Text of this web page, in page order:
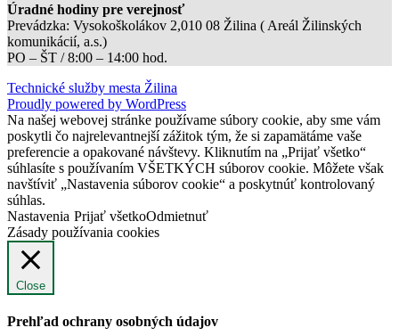
Úradné hodiny pre verejnosť
Prevádzka: Vysokoškolákov 2,010 08 Žilina ( Areál Žilinských
komunikácií, a.s.)
PO – ŠT / 8:00 – 14:00 hod.
Technické služby mesta Žilina
Proudly powered by WordPress
Na našej webovej stránke používame súbory cookie, aby sme vám
poskytli čo najrelevantnejší zážitok tým, že si zapamätáme vaše
preferencie a opakované návštevy. Kliknutím na „Prijať všetko“
súhlasíte s používaním VŠETKÝCH súborov cookie. Môžete však
navštíviť „Nastavenia súborov cookie“ a poskytnúť kontrolovaný
súhlas.
Nastavenia Prijať všetkoOdmietnuť
Zásady používania cookies
Close
Prehľad ochrany osobných údajov